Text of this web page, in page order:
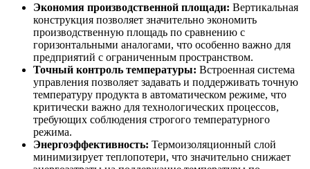
Экономия производственной площади: Вертикальная
конструкция позволяет значительно экономить
производственную площадь по сравнению с
горизонтальными аналогами, что особенно важно для
предприятий с ограниченным пространством.
Точный контроль температуры: Встроенная система
управления позволяет задавать и поддерживать точную
температуру продукта в автоматическом режиме, что
критически важно для технологических процессов,
требующих соблюдения строгого температурного
режима.
Энергоэффективность: Термоизоляционный слой
минимизирует теплопотери, что значительно снижает